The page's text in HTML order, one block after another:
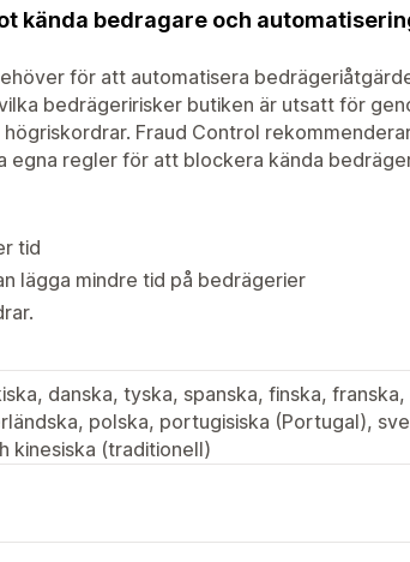
kända bedragare och
för att automatisera
bedrägeririsker butiken är utsatt för
Fraud Control
regler för att blockera kända
tid
lägga mindre tid på bedrägerier
danska, tyska, spanska, finska, franska,
polska, portugisiska (Portugal),
kinesiska (traditionell)